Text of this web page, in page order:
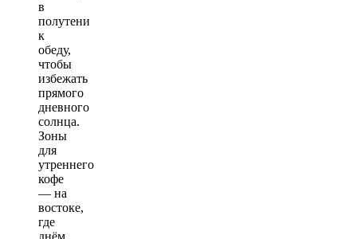
в
полутени
к
обеду,
чтобы
избежать
прямого
дневного
солнца.
Зоны
для
утреннего
кофе
— на
востоке,
где